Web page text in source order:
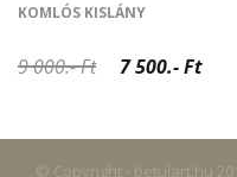
KOMLÓS KISLÁNY
9 000.- Ft 7 500.- Ft
© Copyright - betulart.hu